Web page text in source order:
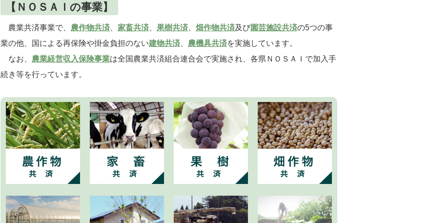
【ＮＯＳＡＩの事業】
農業共済事業で、 農作物共済 家畜共済 果樹共済 畑作物共済及び園芸施設共済の5つの事
業の他、国による再保険や掛金負担のない建物共済 農機具共済を実施しています。
なお、 農業経営収入保険事業は全国農業共済組合連合会で実施され、各県ＮＯＳＡＩで加入手
続き等を行っています。